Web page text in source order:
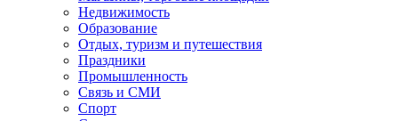
Недвижимость
Образование
Отдых, туризм и путешествия
Праздники
Промышленность
Связь и СМИ
Спорт